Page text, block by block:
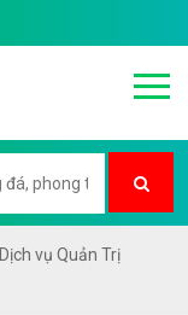
Dịch vụ Quản Trị